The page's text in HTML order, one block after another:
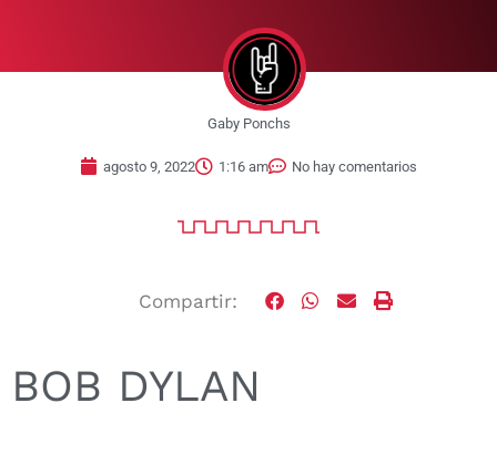
Gaby Ponchs
agosto 9, 2022 1:16 am No hay comentarios
Compartir:
BOB DYLAN